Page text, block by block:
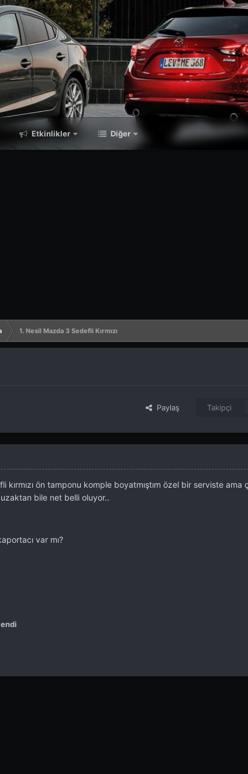
Etkinlikler Diğer
1. Nesil Mazda 3 Sedefli Kırmızı
Paylaş Takipçi
ön tamponu komple boyatmıştım özel bir serviste ama
bile net belli oluyor..
var mı?